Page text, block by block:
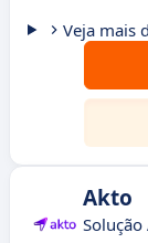
Veja mais
Akto
Solução